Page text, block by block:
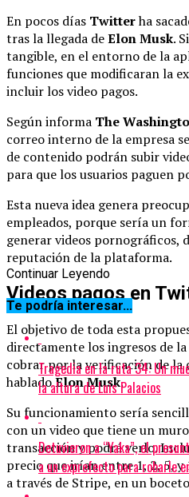
En pocos días Twitterha
tras la llegada deElon Musk.
tangible, en el entorno de la
funciones que modificaran la
incluir los video pagos.
Según informa The
correo interno de la empresa
de contenido podrán subir
para que los usuarios paguen
Esta nueva idea genera
empleados, porque sería un
generar videos pornográficos,
reputación de la plataforma.
Videos pagos en
El objetivo de toda esta
directamente los ingresos de
cobrar por la verificación de la
habladoElon Musk.
Su funcionamiento sería
con un video que tiene un
transacción y podrá verlo.
precio que irían entre 1, 2, 5, y
a través de Stripe, en un
Continuar Leyendo
Te podría interesar...
Tragedia en la ruta 34: Un
la altura de Luis Palacios
Detuvieron a “Yaka”, el
a un exprefecto para robarle